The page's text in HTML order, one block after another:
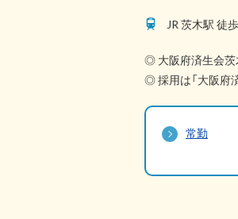
JR 茨木駅 徒
◎ 大阪府済生会茨
◎ 採用は「大阪府
常勤